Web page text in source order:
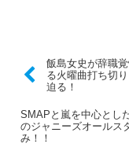
飯島女史が辞職
る火曜曲打ち切
迫る！
SMAPと嵐を中心とし
のジャニーズオールス
み！！